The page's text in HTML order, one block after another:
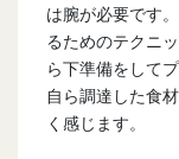
は腕が必要です
るためのテクニ
ら下準備をして
自ら調達した食
く感じます。